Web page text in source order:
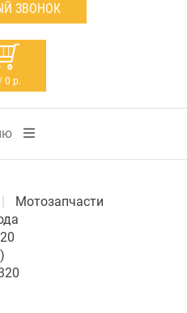
ЗВОНОК
0 р.
Мотозапчасти